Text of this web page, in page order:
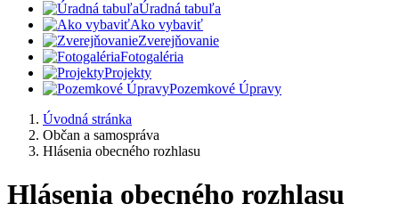
Úradná tabuľa
Ako vybaviť
Zverejňovanie
Fotogaléria
Projekty
Pozemkové Úpravy
Úvodná stránka
Občan a samospráva
Hlásenia obecného rozhlasu
Hlásenia obecného rozhlasu